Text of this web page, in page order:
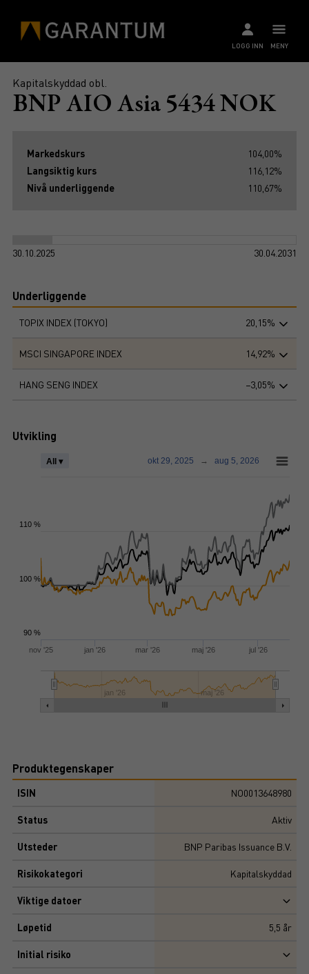
MENY
LOGG INN
Kapitalskyddad obl.
BNP AIO Asia 5434 NOK
Markedskurs
104,00%
Langsiktig kurs
116,12%
Nivå underliggende
110,67%
30.10.2025 30.04.2031
Underliggende
TOPIX INDEX (TOKYO) 20,15%
MSCI SINGAPORE INDEX 14,92%
HANG SENG INDEX −3,05%
Utvikling
nov '25 jan '26 mar '26 maj '26 jul '26
jan '26 maj '26
All ▾ okt 29, 2025 → aug 5, 2026
90 %
100 %
110 %
Produktegenskaper
ISIN NO0013648980
Status Aktiv
Utsteder BNP Paribas Issuance B.V.
Risikokategori Kapitalskyddad
Viktige datoer
Løpetid 5,5 år
Initial risiko